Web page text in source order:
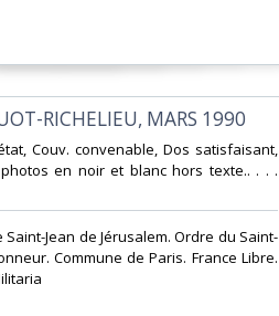
RICHELIEU, MARS 1990‎
Couv. convenable, Dos satisfaisant,
en noir et blanc hors texte.. . . .
Jean de Jérusalem. Ordre du Saint-
Commune de Paris. France Libre.